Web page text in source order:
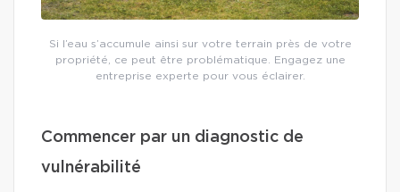
Si l’eau s’accumule ainsi sur votre terrain près de votre
propriété, ce peut être problématique. Engagez une
entreprise experte pour vous éclairer.
Commencer par un diagnostic de
vulnérabilité